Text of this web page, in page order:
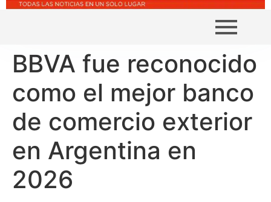
BBVA fue reconocido
como el mejor banco
de comercio exterior
en Argentina en
2026